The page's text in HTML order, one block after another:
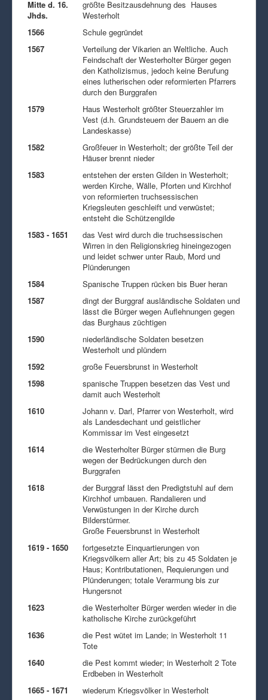
Mitte d. 16.
Jhds.
größte Besitzausdehnung des Hauses
Westerholt
1566
Schule gegründet
1567
Verteilung der Vikarien an Weltliche. Auch
Feindschaft der Westerholter Bürger gegen
den Katholizismus, jedoch keine Berufung
eines lutherischen oder reformierten Pfarrers
durch den Burggrafen
1579
Haus Westerholt größter Steuerzahler im
Vest (d.h. Grundsteuern der Bauern an die
Landeskasse)
1582
Großfeuer in Westerholt; der größte Teil der
Häuser brennt nieder
1583
entstehen der ersten Gilden in Westerholt;
werden Kirche, Wälle, Pforten und Kirchhof
von reformierten truchsessischen
Kriegsleuten geschleift und verwüstet;
entsteht die Schützengilde
1583 - 1651
das Vest wird durch die truchsessischen
Wirren in den Religionskrieg hineingezogen
und leidet schwer unter Raub, Mord und
Plünderungen
1584
Spanische Truppen rücken bis Buer heran
1587
dingt der Burggraf ausländische Soldaten und
lässt die Bürger wegen Auflehnungen gegen
das Burghaus züchtigen
1590
niederländische Soldaten besetzen
Westerholt und plündern
1592
große Feuersbrunst in Westerholt
1598
spanische Truppen besetzen das Vest und
damit auch Westerholt
1610
Johann v. Darl, Pfarrer von Westerholt, wird
als Landesdechant und geistlicher
Kommissar im Vest eingesetzt
1614
die Westerholter Bürger stürmen die Burg
wegen der Bedrückungen durch den
Burggrafen
1618
der Burggraf lässt den Predigtstuhl auf dem
Kirchhof umbauen. Randalieren und
Verwüstungen in der Kirche durch
Bilderstürmer.
Große Feuersbrunst in Westerholt
1619 - 1650
fortgesetzte Einquartierungen von
Kriegsvölkern aller Art; bis zu 45 Soldaten je
Haus; Kontributationen, Requierungen und
Plünderungen; totale Verarmung bis zur
Hungersnot
1623
die Westerholter Bürger werden wieder in die
katholische Kirche zurückgeführt
1636
die Pest wütet im Lande; in Westerholt 11
Tote
1640
die Pest kommt wieder; in Westerholt 2 Tote
Erdbeben in Westerholt
1665 - 1671
wiederum Kriegsvölker in Westerholt